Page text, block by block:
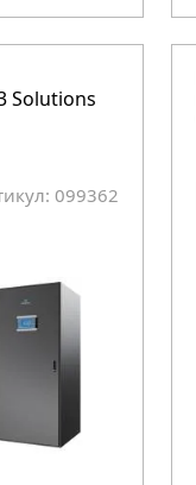
Solutions
099362